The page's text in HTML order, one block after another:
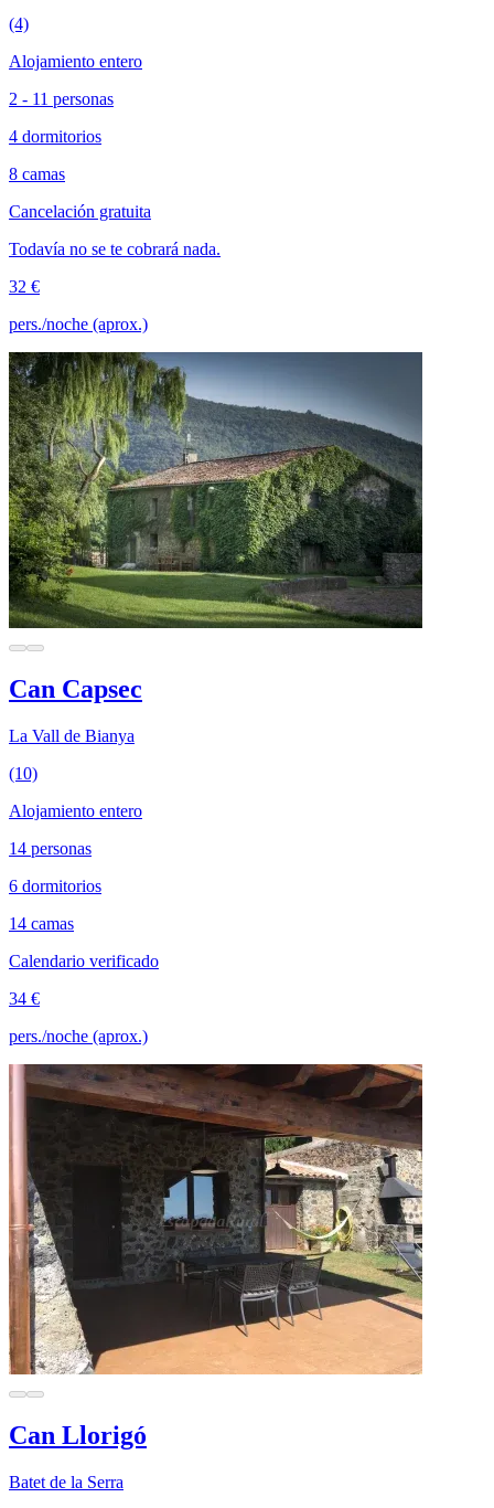
(4)
Alojamiento entero
2 - 11 personas
4 dormitorios
8 camas
Cancelación gratuita
Todavía no se te cobrará nada.
32 €
pers./noche (aprox.)
Can Capsec
La Vall de Bianya
(10)
Alojamiento entero
14 personas
6 dormitorios
14 camas
Calendario verificado
34 €
pers./noche (aprox.)
Can Llorigó
Batet de la Serra